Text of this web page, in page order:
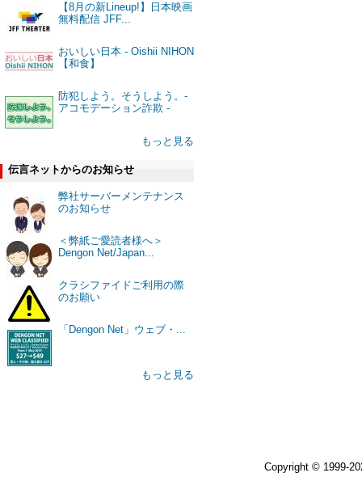
【8月の新Lineup!】日本映画
無料配信 JFF...
おいしい日本 - Oishii NIHON
【和食】
防犯しよう。そうしよう。-
アコモデーション詐欺 -
もっと見る
伝言ネットからのお知らせ
弊社サーバーメンテナンス
のお知らせ
＜弊紙ご愛読者様へ＞
Dengon Net/Japan...
クラシファイドご利用の際
のお願い
「Dengon Net」ウェブ・...
もっと見る
Copyright © 1999-